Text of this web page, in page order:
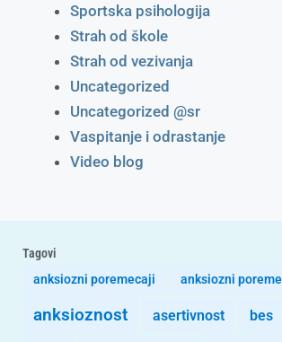
Sportska psihologija
Strah od škole
Strah od vezivanja
Uncategorized
Uncategorized @sr
Vaspitanje i odrastanje
Video blog
Tagovi
anksiozni poremecaji
anksiozni
anksioznost asertivnost bes